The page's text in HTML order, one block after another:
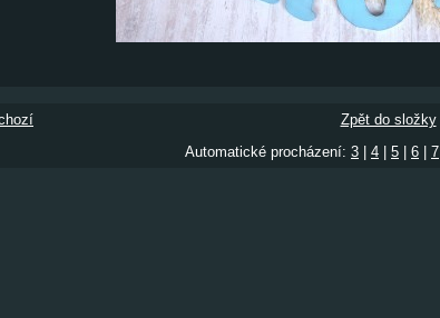
Zpět do složky
Automatické procházení: 3 4 5 6 7